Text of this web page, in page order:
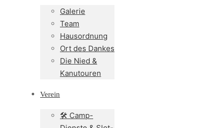
Galerie
Team
Hausordnung
Ort des Dankes
Die Nied &
Kanutouren
Verein
🛠️ Camp-